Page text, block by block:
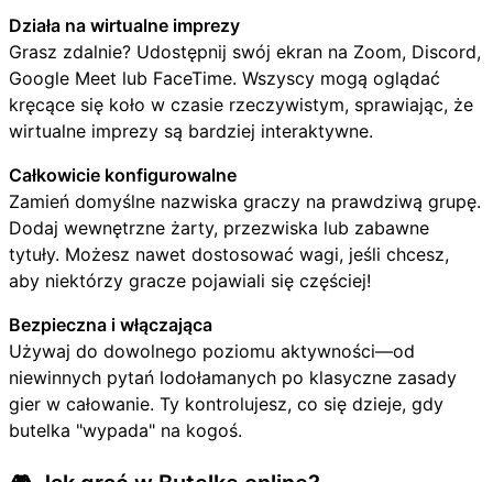
Działa na wirtualne imprezy
Grasz zdalnie? Udostępnij swój ekran na Zoom, Discord,
Google Meet lub FaceTime. Wszyscy mogą oglądać
kręcące się koło w czasie rzeczywistym, sprawiając, że
wirtualne imprezy są bardziej interaktywne.
Całkowicie konfigurowalne
Zamień domyślne nazwiska graczy na prawdziwą grupę.
Dodaj wewnętrzne żarty, przezwiska lub zabawne
tytuły. Możesz nawet dostosować wagi, jeśli chcesz,
aby niektórzy gracze pojawiali się częściej!
Bezpieczna i włączająca
Używaj do dowolnego poziomu aktywności—od
niewinnych pytań lodołamanych po klasyczne zasady
gier w całowanie. Ty kontrolujesz, co się dzieje, gdy
butelka "wypada" na kogoś.